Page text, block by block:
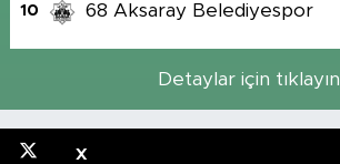
10 68 Aksaray Belediyespor
Detaylar için tıklayın
X